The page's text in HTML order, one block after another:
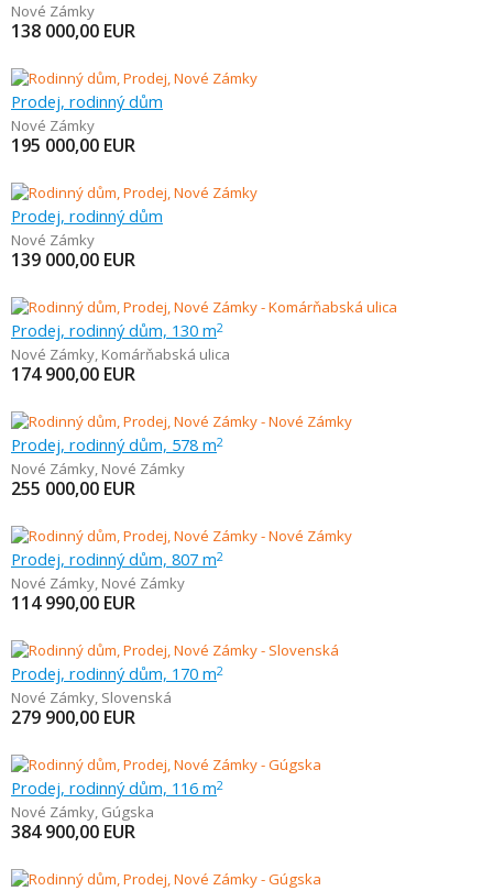
Nové Zámky
138 000,00 EUR
Prodej, rodinný dům
Nové Zámky
195 000,00 EUR
Prodej, rodinný dům
Nové Zámky
139 000,00 EUR
Prodej, rodinný dům, 130 m2
Nové Zámky, Komárňabská ulica
174 900,00 EUR
Prodej, rodinný dům, 578 m2
Nové Zámky, Nové Zámky
255 000,00 EUR
Prodej, rodinný dům, 807 m2
Nové Zámky, Nové Zámky
114 990,00 EUR
Prodej, rodinný dům, 170 m2
Nové Zámky, Slovenská
279 900,00 EUR
Prodej, rodinný dům, 116 m2
Nové Zámky, Gúgska
384 900,00 EUR